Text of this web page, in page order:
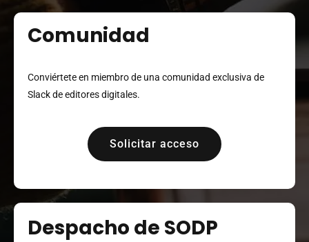
Comunidad
Conviértete en miembro de una comunidad exclusiva de
Slack de editores digitales.
Solicitar acceso
Despacho de SODP